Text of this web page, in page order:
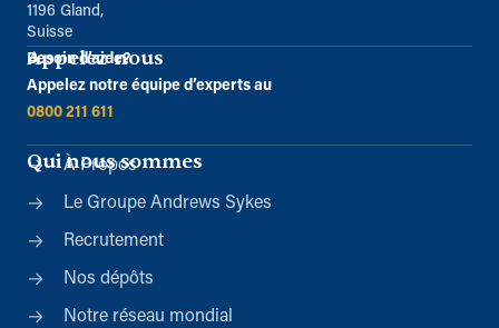
1196 Gland,
Suisse
Appelez-nous
Besoin d’aide?
Appelez notre équipe d’experts au
0800 211 611
Qui nous sommes
À Propos
Le Groupe Andrews Sykes
Recrutement
Nos dépôts
Notre réseau mondial